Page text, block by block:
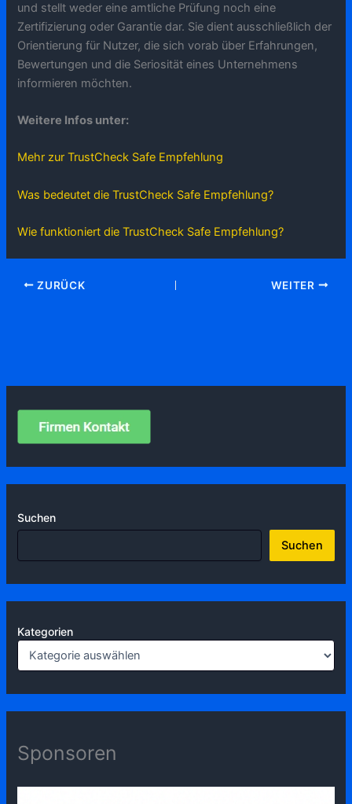
Suchen
Suchen
Kategorien
Sponsoren
und stellt weder eine amtliche Prüfung noch eine
Zertifizierung oder Garantie dar. Sie dient ausschließlich der
Orientierung für Nutzer, die sich vorab über Erfahrungen,
Bewertungen und die Seriosität eines Unternehmens
informieren möchten.
Weitere Infos unter:
Mehr zur TrustCheck Safe Empfehlung
Was bedeutet die TrustCheck Safe Empfehlung?
Wie funktioniert die TrustCheck Safe Empfehlung?
ZURÜCK WEITER